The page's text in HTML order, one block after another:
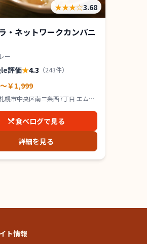
★★★☆3.68
・ネットワークカンパニ
ー
評価★4.3 （243件）
￥1,999
幌市中央区南二条西7丁目 エムズ
食べログで見る
詳細を見る
ト情報